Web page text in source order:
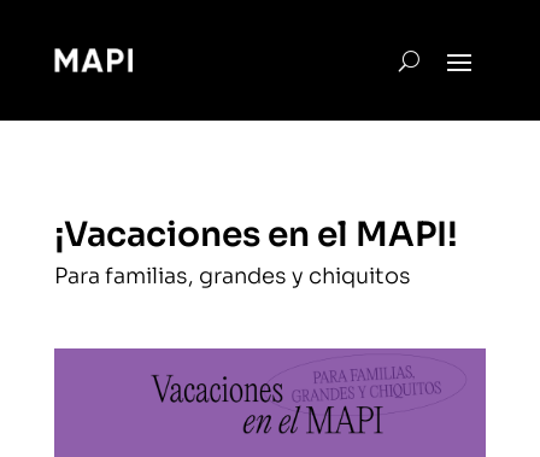
¡Vacaciones en el MAPI!
Para familias, grandes y chiquitos